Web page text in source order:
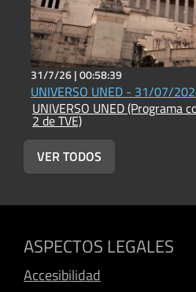
31/7/26 |00:58:39
UNIVERSO UNED - 31/07/
UNIVERSO UNED (Programa
2 de TVE)
VER TODOS
ASPECTOS LEGALES
Accesibilidad